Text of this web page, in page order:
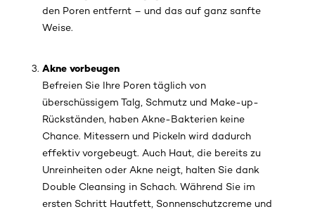
den Poren entfernt – und das auf ganz sanfte
Weise.
Akne vorbeugen
Befreien Sie Ihre Poren täglich von
überschüssigem Talg, Schmutz und Make-up-
Rückständen, haben Akne-Bakterien keine
Chance. Mitessern und Pickeln wird dadurch
effektiv vorgebeugt. Auch Haut, die bereits zu
Unreinheiten oder Akne neigt, halten Sie dank
Double Cleansing in Schach. Während Sie im
ersten Schritt Hautfett, Sonnenschutzcreme und